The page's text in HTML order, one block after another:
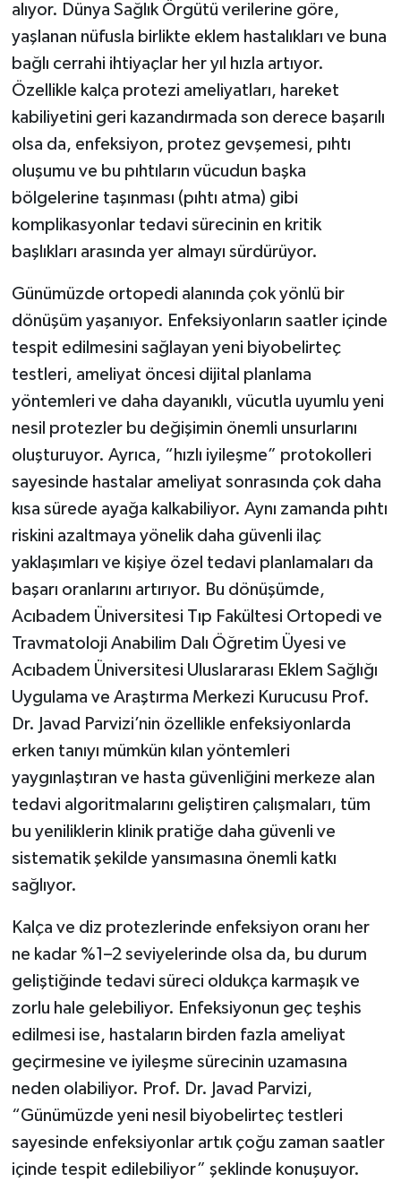
alıyor. Dünya Sağlık Örgütü verilerine göre,
yaşlanan nüfusla birlikte eklem hastalıkları ve buna
bağlı cerrahi ihtiyaçlar her yıl hızla artıyor.
Özellikle kalça protezi ameliyatları, hareket
kabiliyetini geri kazandırmada son derece başarılı
olsa da, enfeksiyon, protez gevşemesi, pıhtı
oluşumu ve bu pıhtıların vücudun başka
bölgelerine taşınması (pıhtı atma) gibi
komplikasyonlar tedavi sürecinin en kritik
başlıkları arasında yer almayı sürdürüyor.
Günümüzde ortopedi alanında çok yönlü bir
dönüşüm yaşanıyor. Enfeksiyonların saatler içinde
tespit edilmesini sağlayan yeni biyobelirteç
testleri, ameliyat öncesi dijital planlama
yöntemleri ve daha dayanıklı, vücutla uyumlu yeni
nesil protezler bu değişimin önemli unsurlarını
oluşturuyor. Ayrıca, “hızlı iyileşme” protokolleri
sayesinde hastalar ameliyat sonrasında çok daha
kısa sürede ayağa kalkabiliyor. Aynı zamanda pıhtı
riskini azaltmaya yönelik daha güvenli ilaç
yaklaşımları ve kişiye özel tedavi planlamaları da
başarı oranlarını artırıyor. Bu dönüşümde,
Acıbadem Üniversitesi Tıp Fakültesi Ortopedi ve
Travmatoloji Anabilim Dalı Öğretim Üyesi ve
Acıbadem Üniversitesi Uluslararası Eklem Sağlığı
Uygulama ve Araştırma Merkezi Kurucusu Prof.
Dr. Javad Parvizi’nin özellikle enfeksiyonlarda
erken tanıyı mümkün kılan yöntemleri
yaygınlaştıran ve hasta güvenliğini merkeze alan
tedavi algoritmalarını geliştiren çalışmaları, tüm
bu yeniliklerin klinik pratiğe daha güvenli ve
sistematik şekilde yansımasına önemli katkı
sağlıyor.
Kalça ve diz protezlerinde enfeksiyon oranı her
ne kadar %1–2 seviyelerinde olsa da, bu durum
geliştiğinde tedavi süreci oldukça karmaşık ve
zorlu hale gelebiliyor. Enfeksiyonun geç teşhis
edilmesi ise, hastaların birden fazla ameliyat
geçirmesine ve iyileşme sürecinin uzamasına
neden olabiliyor. Prof. Dr. Javad Parvizi,
“Günümüzde yeni nesil biyobelirteç testleri
sayesinde enfeksiyonlar artık çoğu zaman saatler
içinde tespit edilebiliyor” şeklinde konuşuyor.